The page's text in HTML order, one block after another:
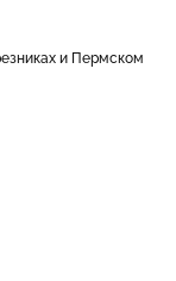
и Пермском